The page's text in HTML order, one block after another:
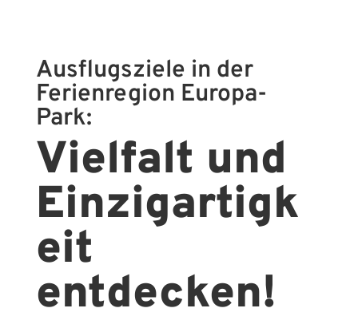
Ausflugsziele in der
Ferienregion Europa-
Park:
Vielfalt und
Einzigartigk
eit
entdecken!